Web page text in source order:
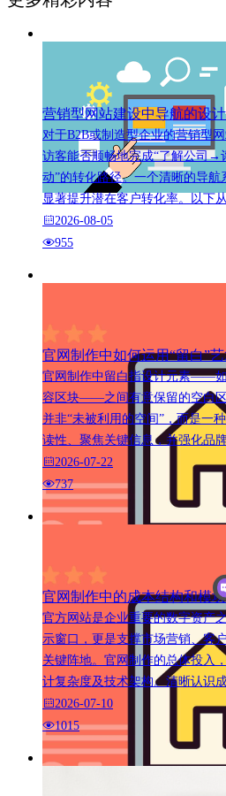
营销型网站建设中导航的设
对于B2B或制造型企业的营销型
访客能否顺畅地完成“了解公司
动”的转化路径。一个清晰的导
显著提升潜在客户转化率。以
2026-08-05
955
官网制作中如何运用“留白”
官网制作中留白指设计元素——
容区块——之间有意保留的空白
并非“未被利用的空间”，而是一
读性、聚焦关键信息，并强化
2026-07-22
737
官网制作中的成本结构和模块
官方网站是企业重要的数字资产
示窗口，更是支撑市场营销、客
关键阵地。官网制作的总体投入
计复杂度及技术架构。清晰认
2026-07-10
1015